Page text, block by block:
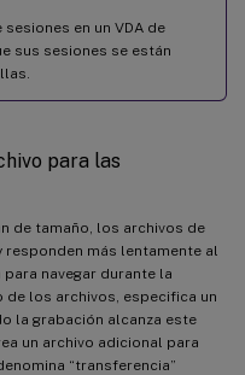
en un VDA de
sus sesiones se están
para las
de tamaño, los archivos de
más lentamente al
navegar durante la
los archivos, especifica un
la grabación alcanza este
un archivo adicional para
“transferencia”